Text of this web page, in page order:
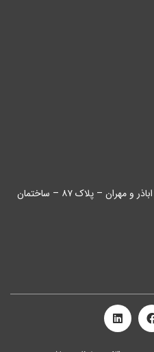
تهران – خیابان آیت اله کاشانی – بین اباذر و مهران – پلاک ۸۷ – ساختمان